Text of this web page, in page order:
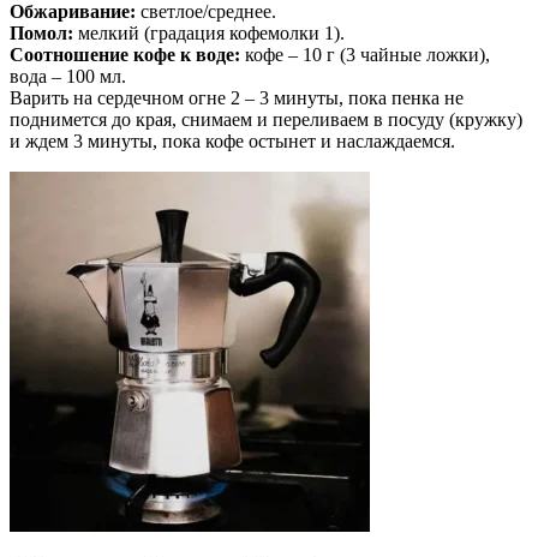
Обжаривание: светлое/среднее.
Помол: мелкий (градация кофемолки 1).
Соотношение кофе к воде: кофе – 10 г (3 чайные ложки),
вода – 100 мл.
Варить на сердечном огне 2 – 3 минуты, пока пенка не
поднимется до края, снимаем и переливаем в посуду (кружку)
и ждем 3 минуты, пока кофе остынет и наслаждаемся.